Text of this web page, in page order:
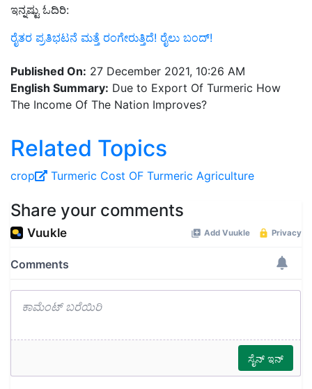
ಇನ್ನಷ್ಟು ಓದಿರಿ:
ರೈತರ ಪ್ರತಿಭಟನೆ ಮತ್ತೆ ರಂಗೇರುತ್ತಿದೆ! ರೈಲು ಬಂದ್!
Published On: 27 December 2021, 10:26 AM
English Summary: Due to Export Of Turmeric How
The Income Of The Nation Improves?
Related Topics
crop Turmeric Cost OF Turmeric Agriculture
Share your comments